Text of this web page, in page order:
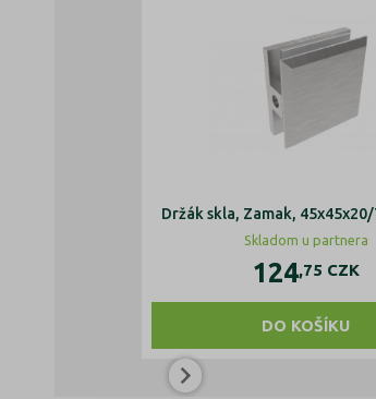
Držák skla, Zamak,
Skladom u partnera
124,75 CZK
DO KOŠÍKU